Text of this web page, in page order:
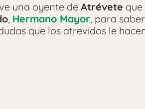
una oyente de Atrévete
, Hermano Mayor, para
que los atrevidos le